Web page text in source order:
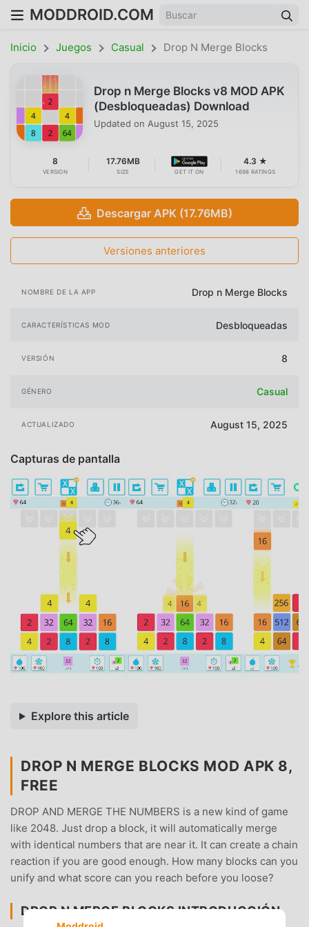
MODDROID.COM
Inicio Juegos Casual Drop N Merge Blocks
Drop n Merge Blocks v8 MOD APK
(Desbloqueadas) Download
Updated on August 15, 2025
8
VERSION
17.76MB
SIZE GET IT ON
4.3 ★
1698 RATINGS
Descargar APK (17.76MB)
Versiones anteriores
NOMBRE DE LA APP Drop n Merge Blocks
CARACTERÍSTICAS MOD Desbloqueadas
VERSIÓN 8
GÉNERO Casual
ACTUALIZADO August 15, 2025
Capturas de pantalla
Explore this article
DROP N MERGE BLOCKS MOD APK 8,
FREE
DROP AND MERGE THE NUMBERS is a new kind of game
like 2048. Just drop a block, it will automatically merge
with identical numbers that are near it. It can create a chain
reaction if you are good enough. How many blocks can you
unify and what score can you reach before you loose?
DROP N MERGE BLOCKS INTRODUCCIÓN